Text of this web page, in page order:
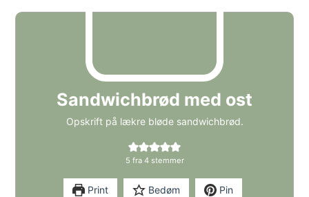
Sandwichbrød med ost
Opskrift på lækre bløde sandwichbrød.
5 fra 4stemmer
Print Bedøm Pin